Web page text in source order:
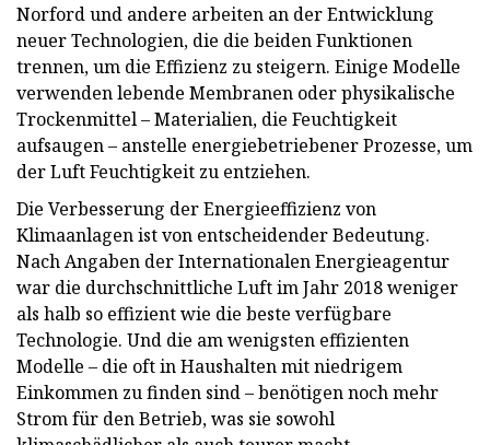
Norford und andere arbeiten an der Entwicklung
neuer Technologien, die die beiden Funktionen
trennen, um die Effizienz zu steigern. Einige Modelle
verwenden lebende Membranen oder physikalische
Trockenmittel – Materialien, die Feuchtigkeit
aufsaugen – anstelle energiebetriebener Prozesse, um
der Luft Feuchtigkeit zu entziehen.
Die Verbesserung der Energieeffizienz von
Klimaanlagen ist von entscheidender Bedeutung.
Nach Angaben der Internationalen Energieagentur
war die durchschnittliche Luft im Jahr 2018 weniger
als halb so effizient wie die beste verfügbare
Technologie. Und die am wenigsten effizienten
Modelle – die oft in Haushalten mit niedrigem
Einkommen zu finden sind – benötigen noch mehr
Strom für den Betrieb, was sie sowohl